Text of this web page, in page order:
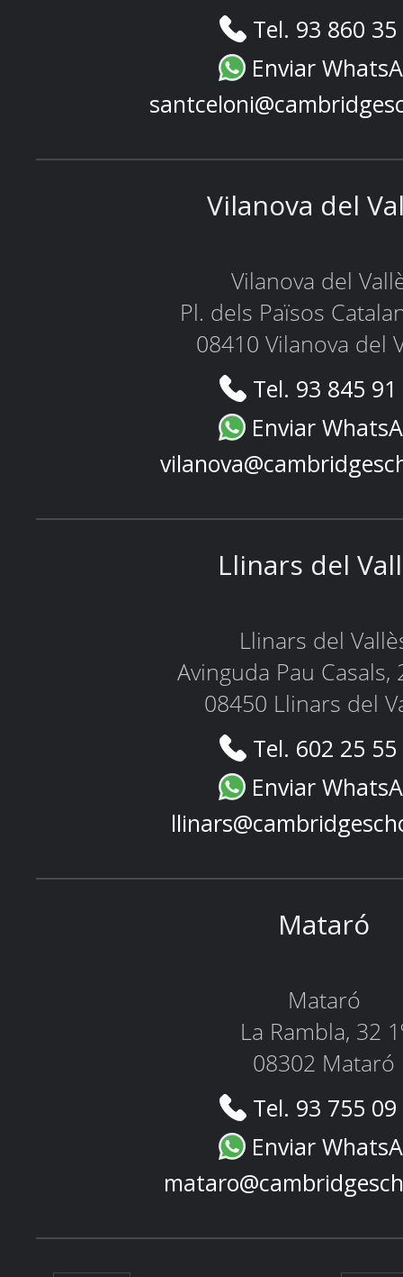
Tel. 93 860
Enviar
Vilanova del
Vilanova del
Pl. dels Països
08410 Vilanova del
Tel. 93 845
Enviar
Llinars del
Llinars del
Avinguda Pau Casals,
08450 Llinars del
Tel. 602 25
Enviar
Mataró
Mataró
La Rambla, 32
08302 Mataró
Tel. 93 755
Enviar